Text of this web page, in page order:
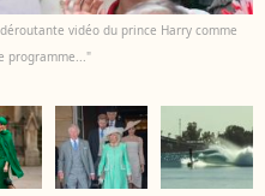
vidéo du prince Harry comme
programme..."